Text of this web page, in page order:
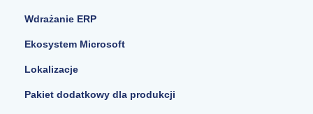
Wdrażanie ERP
Ekosystem Microsoft
Lokalizacje
Pakiet dodatkowy dla produkcji